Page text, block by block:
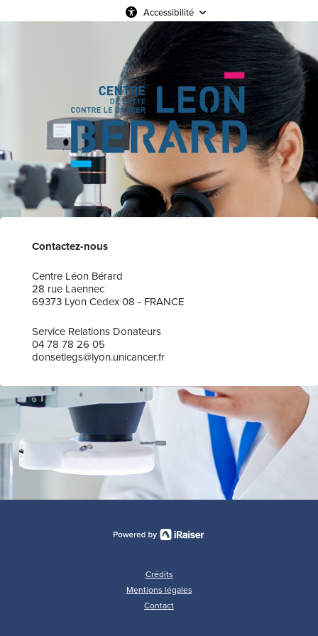
Accessibilité
Contactez-nous
Centre Léon Bérard
28 rue Laennec
69373 Lyon Cedex 08 - FRANCE
Service Relations Donateurs
04 78 78 26 05
donsetlegs@lyon.unicancer.fr
Crédits
Mentions légales
Contact